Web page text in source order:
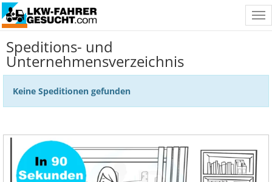
Speditions- und
Unternehmensverzeichnis
Keine Speditionen gefunden